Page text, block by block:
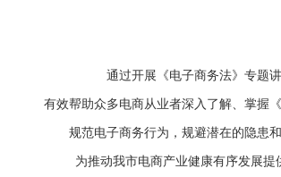
通过开展《电子商务法》专题
有效帮助众多电商从业者深入了解、掌握《
规范电子商务行为，规避潜在的隐患
为推动我市电商产业健康有序发展提